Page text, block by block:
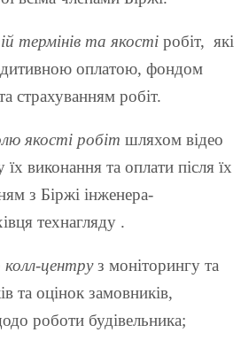
термінів та якості робіт, які
оплатою, фондом
страхуванням робіт.
якості робіт шляхом відео
виконання та оплати після їх
з Біржі інженера-
технагляду .
центруз моніторингу та
та оцінок замовників,
роботи будівельника;